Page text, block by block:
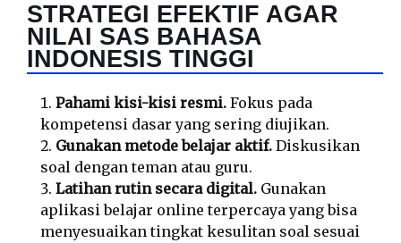
STRATEGI EFEKTIF AGAR
NILAI SAS BAHASA
INDONESIS TINGGI
Pahami kisi-kisi resmi. Fokus pada
kompetensi dasar yang sering diujikan.
Gunakan metode belajar aktif. Diskusikan
soal dengan teman atau guru.
Latihan rutin secara digital. Gunakan
aplikasi belajar online terpercaya yang bisa
menyesuaikan tingkat kesulitan soal sesuai